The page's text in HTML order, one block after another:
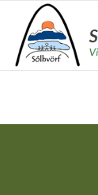
fara á forsíðu